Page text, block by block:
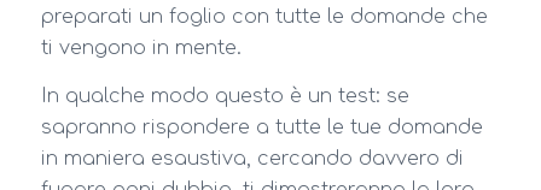
preparati un foglio con tutte le domande che
ti vengono in mente.
In qualche modo questo è un test: se
sapranno rispondere a tutte le tue domande
in maniera esaustiva, cercando davvero di